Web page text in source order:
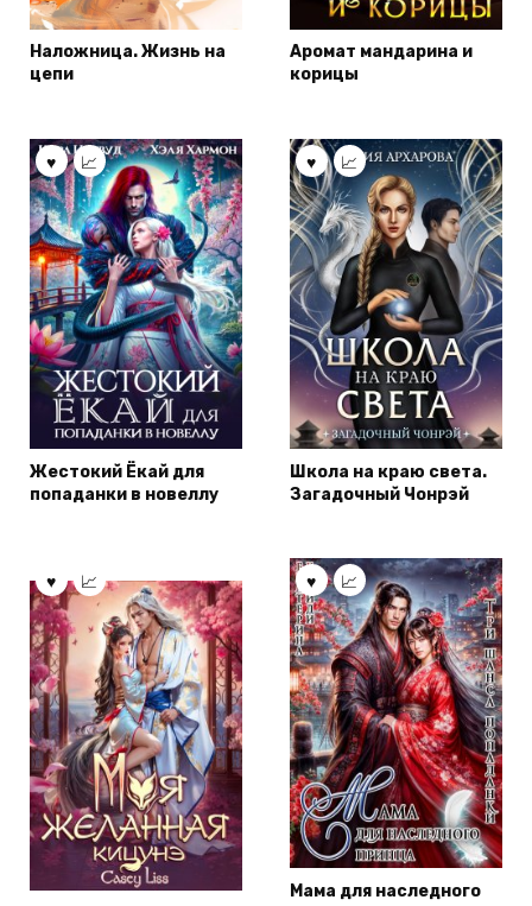
Наложница. Жизнь на
цепи
Аромат мандарина и
корицы
Жестокий Ёкай для
попаданки в новеллу
Школа на краю света.
Загадочный Чонрэй
Мама для наследного